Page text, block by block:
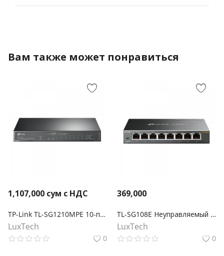
Вам также может понравиться
1,107,000 сум с НДС
TP-Link TL-SG1210MPE 10-портовый гигабитный Easy Smart Switch с 8 портами PoE+
LuxTech
0
369,000
TL-SG108E Неуправляемый гигабитный 8‑портовый коммутатор
LuxTech
0